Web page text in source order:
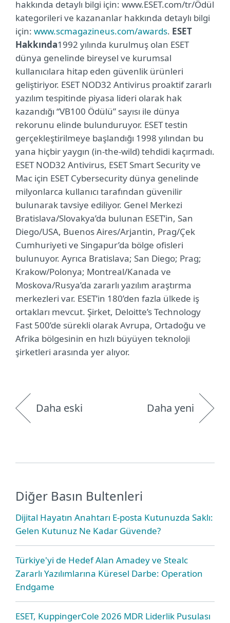
hakkında detaylı bilgi için: www.ESET.com/tr/Ödül
kategorileri ve kazananlar hakkında detaylı bilgi
için: www.scmagazineus.com/awards. ESET
Hakkında1992 yılında kurulmuş olan ESET
dünya genelinde bireysel ve kurumsal
kullanıcılara hitap eden güvenlik ürünleri
geliştiriyor. ESET NOD32 Antivirus proaktif zararlı
yazılım tespitinde piyasa lideri olarak hak
kazandığı “VB100 Ödülü” sayısı ile dünya
rekorunu elinde bulunduruyor. ESET testin
gerçekleştirilmeye başlandığı 1998 yılından bu
yana hiçbir yaygın (in-the-wild) tehdidi kaçırmadı.
ESET NOD32 Antivirus, ESET Smart Security ve
Mac için ESET Cybersecurity dünya genelinde
milyonlarca kullanıcı tarafından güvenilir
bulunarak tavsiye ediliyor. Genel Merkezi
Bratislava/Slovakya’da bulunan ESET’in, San
Diego/USA, Buenos Aires/Arjantin, Prag/Çek
Cumhuriyeti ve Singapur’da bölge ofisleri
bulunuyor. Ayrıca Bratislava; San Diego; Prag;
Krakow/Polonya; Montreal/Kanada ve
Moskova/Rusya’da zararlı yazılım araştırma
merkezleri var. ESET’in 180’den fazla ülkede iş
ortakları mevcut. Şirket, Deloitte’s Technology
Fast 500’de sürekli olarak Avrupa, Ortadoğu ve
Afrika bölgesinin en hızlı büyüyen teknoloji
şirketleri arasında yer alıyor.
Daha eski Daha yeni
Diğer Basın Bultenleri
Dijital Hayatın Anahtarı E-posta Kutunuzda Saklı:
Gelen Kutunuz Ne Kadar Güvende?
Türkiye'yi de Hedef Alan Amadey ve Stealc
Zararlı Yazılımlarına Küresel Darbe: Operation
Endgame
ESET, KuppingerCole 2026 MDR Liderlik Pusulası